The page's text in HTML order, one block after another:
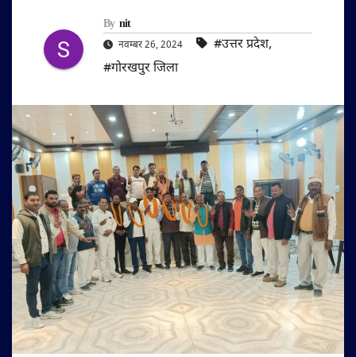
By nit
नवम्बर 26, 2024 #उत्तर प्रदेश,
#गोरखपुर जिला